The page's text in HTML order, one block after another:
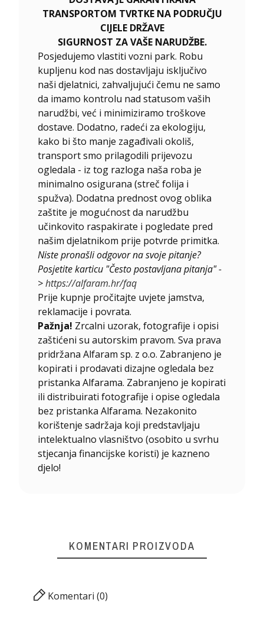
TRANSPORTOM TVRTKE NA PODRUČJU
CIJELE DRŽAVE
SIGURNOST ZA VAŠE NARUDŽBE.
Posjedujemo vlastiti vozni park. Robu
kupljenu kod nas dostavljaju isključivo
naši djelatnici, zahvaljujući čemu ne samo
da imamo kontrolu nad statusom vaših
narudžbi, već i minimiziramo troškove
dostave. Dodatno, radeći za ekologiju,
kako bi što manje zagađivali okoliš,
transport smo prilagodili prijevozu
ogledala - iz tog razloga naša roba je
minimalno osigurana (streč folija i
spužva). Dodatna prednost ovog oblika
zaštite je mogućnost da narudžbu
učinkovito raspakirate i pogledate pred
našim djelatnikom prije potvrde primitka.
Niste pronašli odgovor na svoje pitanje?
Posjetite karticu "Često postavljana pitanja" -
>https://alfaram.hr/faq
Prije kupnje pročitajte uvjete jamstva,
reklamacije i povrata.
Pažnja! Zrcalni uzorak, fotografije i opisi
zaštićeni su autorskim pravom. Sva prava
pridržana Alfaram sp. z o.o. Zabranjeno je
kopirati i prodavati dizajne ogledala bez
pristanka Alfarama. Zabranjeno je kopirati
ili distribuirati fotografije i opise ogledala
bez pristanka Alfarama. Nezakonito
korištenje sadržaja koji predstavljaju
intelektualno vlasništvo (osobito u svrhu
stjecanja financijske koristi) je kazneno
djelo!
KOMENTARI PROIZVODA
Komentari (0)